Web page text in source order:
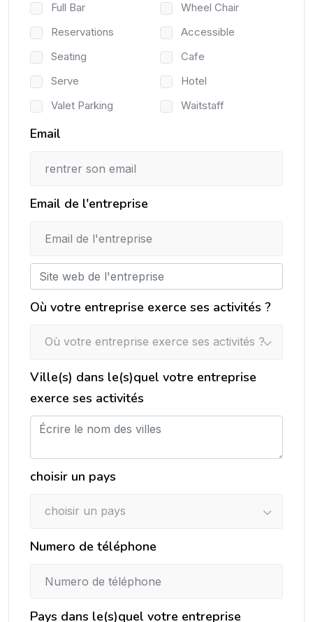
Full Bar
Wheel Chair
Reservations
Accessible
Seating
Cafe
Serve
Hotel
Valet Parking
Waitstaff
Email
Email de l'entreprise
Où votre entreprise exerce ses activités ?
Où votre entreprise exerce ses activités ?
Ville(s) dans le(s)quel votre entreprise
exerce ses activités
choisir un pays
choisir un pays
Numero de téléphone
Pays dans le(s)quel votre entreprise